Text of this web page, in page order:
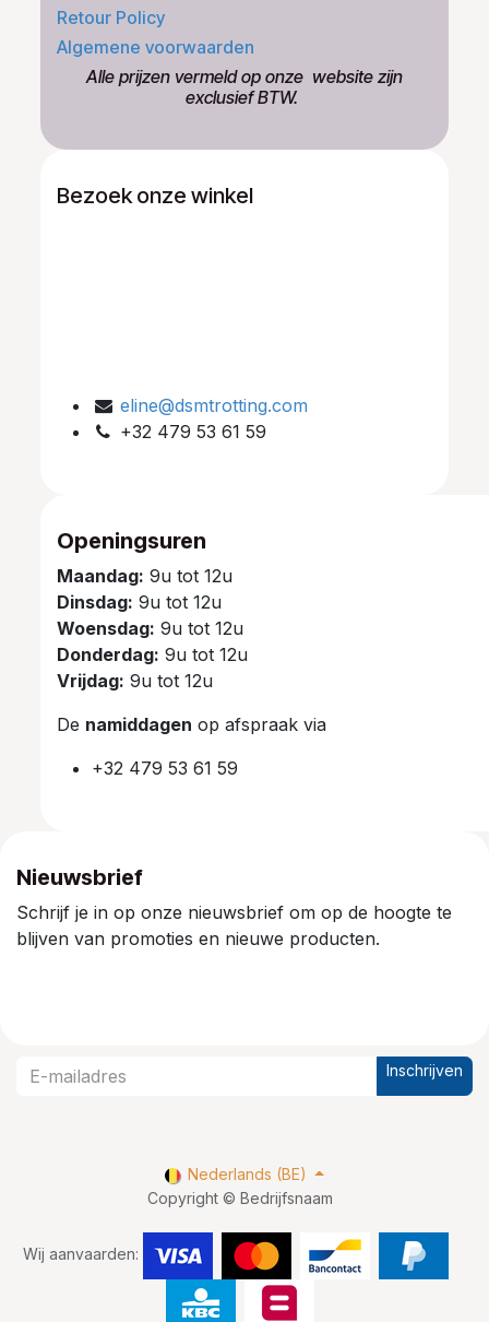
Retour Policy
Algemene voorwaarden
​Alle prijzen vermeld op onze ​website zijn
exclusief BTW.
Bezoek onze winkel
eline@dsmtrotting.com
+32 479 53 61 59
Openingsuren
Maandag: 9u tot 12u
Dinsdag: 9u tot 12u
Woensdag: 9u tot 12u
Donderdag: 9u tot 12u
Vrijdag: 9u tot 12u
De namiddagen op afspraak via
+32 479 53 61 59
Nieuwsbrief
Schrijf je in op onze nieuwsbrief om op de hoogte te
blijven van promoties en nieuwe producten.
Inschrijven
Copyright © Bedrijfsnaam
Wij aanvaarden:
Nederlands (BE)